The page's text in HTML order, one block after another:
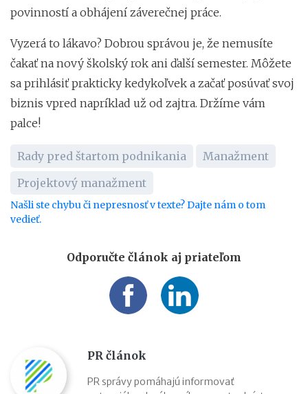
povinností a obhájení záverečnej práce.
Vyzerá to lákavo? Dobrou správou je, že nemusíte
čakať na nový školský rok ani ďalší semester. Môžete
sa prihlásiť prakticky kedykoľvek a začať posúvať svoj
biznis vpred napríklad už od zajtra. Držíme vám
palce!
Rady pred štartom podnikania
Manažment
Projektový manažment
Našli ste chybu či nepresnosť v texte? Dajte nám o tom
vedieť.
Odporučte článok aj priateľom
PR článok
PR správy pomáhajú informovať